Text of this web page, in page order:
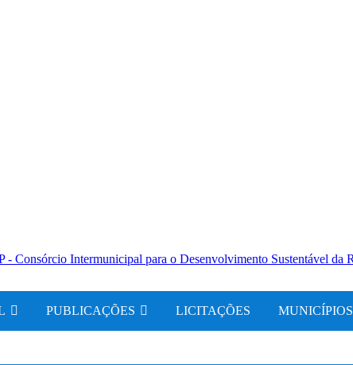
PUBLICAÇÕES LICITAÇÕES MUNICÍPIOS